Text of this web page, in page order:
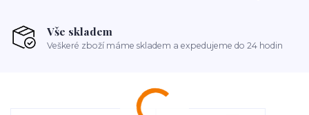
Vše skladem
Veškeré zboží máme skladem a expedujeme do 24 hodin